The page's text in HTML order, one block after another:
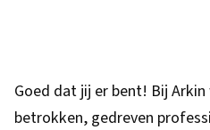
Goed dat jij er bent! Bij
betrokken, gedreven